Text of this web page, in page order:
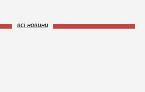
всі новини